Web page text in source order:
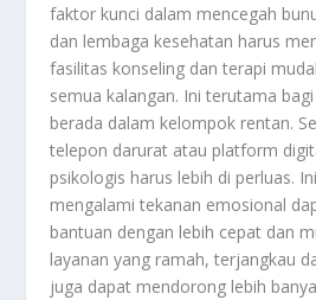
faktor kunci dalam mencegah
dan lembaga kesehatan harus
fasilitas konseling dan terapi
semua kalangan. Ini terutama
berada dalam kelompok rentan.
telepon darurat atau platform
psikologis harus lebih di perluas.
mengalami tekanan emosional
bantuan dengan lebih cepat dan
layanan yang ramah, terjangkau
juga dapat mendorong lebih